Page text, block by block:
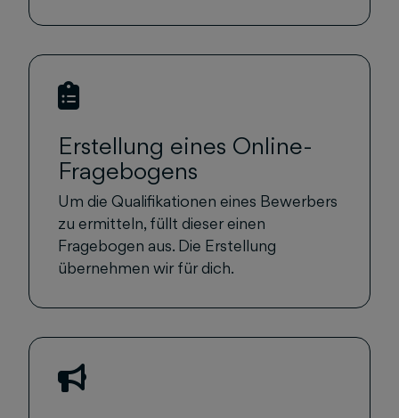
Erstellung eines Online-
Fragebogens
Um die Qualifikationen eines Bewerbers
zu ermitteln, füllt dieser einen
Fragebogen aus. Die Erstellung
übernehmen wir für dich.